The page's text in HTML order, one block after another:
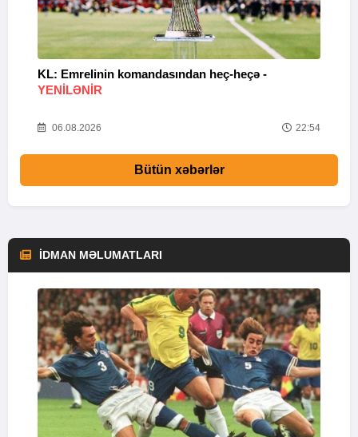
KL: Emrelinin komandasından heç-heçə -
YENİLƏNİR
06.08.2026 22:54
Bütün xəbərlər
İDMAN MƏLUMATLARI